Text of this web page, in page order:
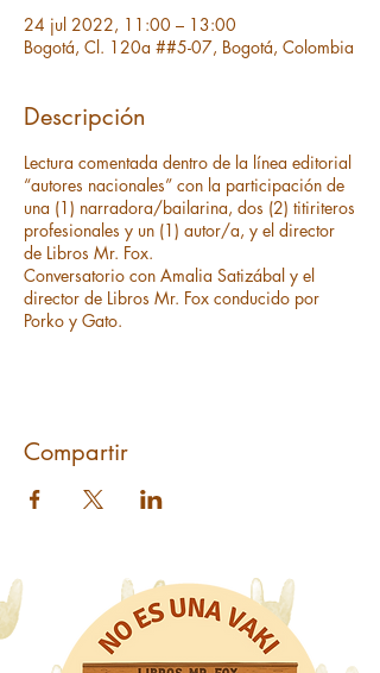
24 jul 2022, 11:00 – 13:00
Bogotá, Cl. 120a ##5-07, Bogotá, Colombia
Descripción
Lectura comentada dentro de la línea editorial
“autores nacionales” con la participación de
una (1) narradora/bailarina, dos (2) titiriteros
profesionales y un (1) autor/a, y el director
de Libros Mr. Fox.
Conversatorio con Amalia Satizábal y el
director de Libros Mr. Fox conducido por
Porko y Gato.
Compartir